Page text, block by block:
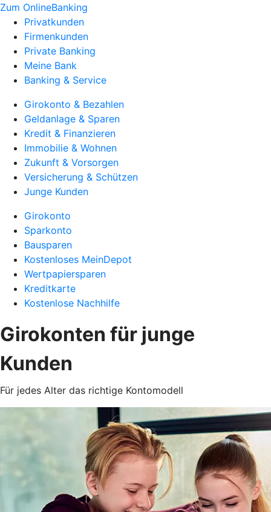
Zum OnlineBanking
Privatkunden
Firmenkunden
Private Banking
Meine Bank
Banking & Service
Girokonto & Bezahlen
Geldanlage & Sparen
Kredit & Finanzieren
Immobilie & Wohnen
Zukunft & Vorsorgen
Versicherung & Schützen
Junge Kunden
Girokonto
Sparkonto
Bausparen
Kostenloses MeinDepot
Wertpapiersparen
Kreditkarte
Kostenlose Nachhilfe
Girokonten für junge
Kunden
Für jedes Alter das richtige Kontomodell